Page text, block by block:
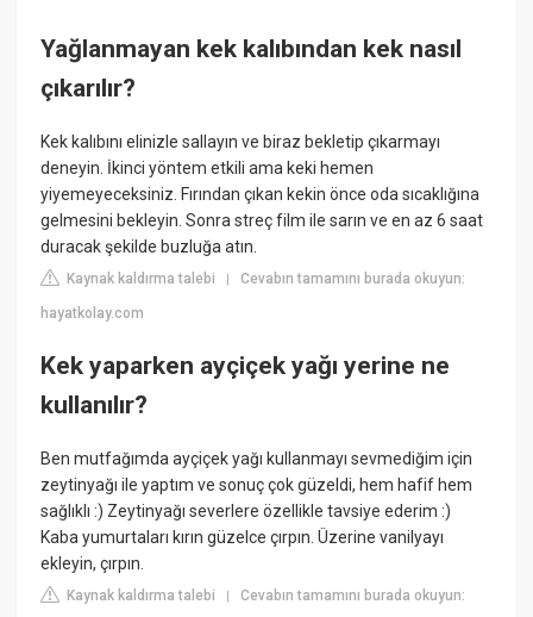
Yağlanmayan kek kalıbından kek nasıl
çıkarılır?
Kek kalıbını elinizle sallayın ve biraz bekletip çıkarmayı
deneyin. İkinci yöntem etkili ama keki hemen
yiyemeyeceksiniz. Fırından çıkan kekin önce oda sıcaklığına
gelmesini bekleyin. Sonra streç film ile sarın ve en az 6 saat
duracak şekilde buzluğa atın.
Kaynak kaldırma talebi |Cevabın tamamını burada okuyun:
hayatkolay.com
Kek yaparken ayçiçek yağı yerine ne
kullanılır?
Ben mutfağımda ayçiçek yağı kullanmayı sevmediğim için
zeytinyağı ile yaptım ve sonuç çok güzeldi, hem hafif hem
sağlıklı :) Zeytinyağı severlere özellikle tavsiye ederim :)
Kaba yumurtaları kırın güzelce çırpın. Üzerine vanilyayı
ekleyin, çırpın.
Kaynak kaldırma talebi |Cevabın tamamını burada okuyun: